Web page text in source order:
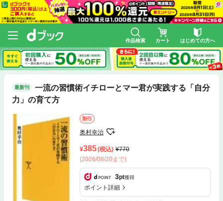
作品検索 カート はじめての方へ
最新刊
一流の習慣術イチローとマー君が実践する「自分
力」の育て方
割引
奥村幸治
385(税込)
770
(2026/08/20まで)
3pt獲得
ポイント詳細